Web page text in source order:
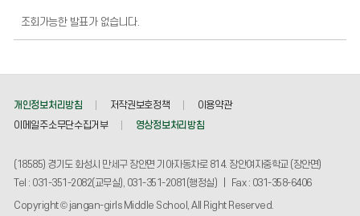
조회가능한 발표가 없습니다.
개인정보처리방침 저작권보호정책
이용약관
이메일주소무단수집거부
영상정보처리방침
(18585) 경기도 화성시 만세구 장안면 기아자동차로 814. 장안여자중학교 (장안면)
Tel : 031-351-2082(교무실), 031-351-2081(행정실) | Fax : 031-358-6406
Copyright © jangan-girls Middle School, All Right Reserved.